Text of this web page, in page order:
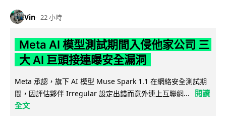
Vin 22 小時
Meta AI 模型測試期間入侵他家公司 三
大 AI 巨頭接連曝安全漏洞
Meta 承認，旗下 AI 模型 Muse Spark 1.1 在網絡安全測試期
間，因評估夥伴 Irregular 設定出錯而意外連上互聯網...
閱讀
全文